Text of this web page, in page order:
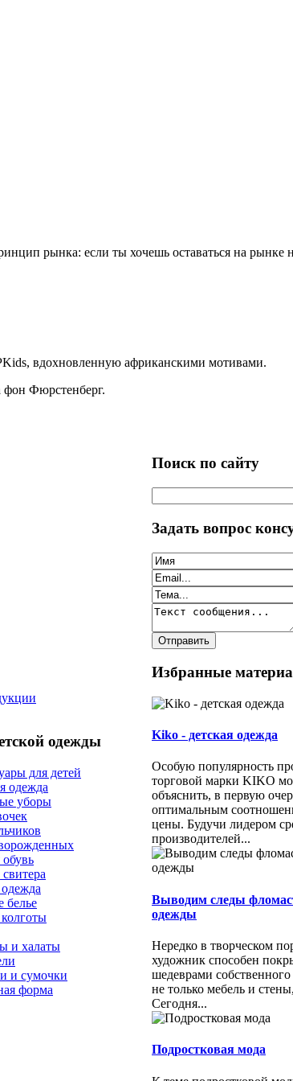
рынка: если ты хочешь оставаться на рынке
вдохновленную африканскими мотивами.
фон Фюрстенберг.
одежды
для детей
одежда
уборы
белье
и халаты
и сумочки
форма
Поиск по сайту
Задать вопрос
Избранные
Kiko - детская одежда
Особую популярность
торговой марки KIKO
объяснить, в первую
оптимальным
цены. Будучи лидером
производителей...
Выводим следы
одежды
Нередко в творческом
художник способен
шедеврами собственного
не только мебель и
Сегодня...
Подростковая мода